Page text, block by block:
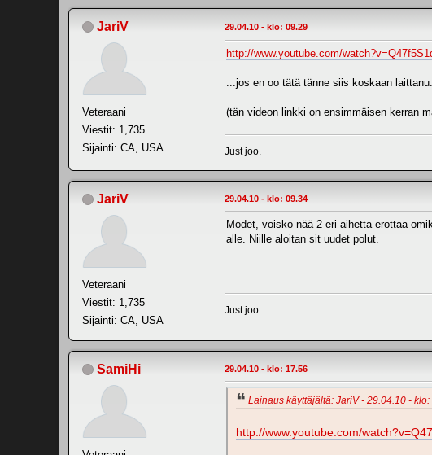
JariV
Veteraani
Viestit: 1,735
Sijainti: CA, USA
29.04.10 - klo: 09.29
http://www.youtube.com/
...jos en oo tätä tänne siis koskaan laittanu.
(tän videon linkki on ensimmäisen kerran
Just joo.
JariV
Veteraani
Viestit: 1,735
Sijainti: CA, USA
29.04.10 - klo: 09.34
Modet, voisko nää 2 eri aihetta erottaa
alle. Niille aloitan sit uudet polut.
Just joo.
SamiHi 29.04.10 - klo: 17.56
Lainaus käyttäjältä: JariV - 29.04.10 - klo:
http://www.youtube.com/